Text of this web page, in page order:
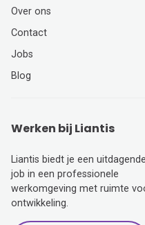
Over ons
Contact
Jobs
Blog
Werken bij Liantis
Liantis biedt je een uitdagende
job in een professionele
werkomgeving met ruimte
ontwikkeling.